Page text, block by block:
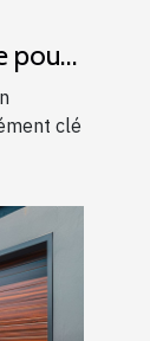
pour
clé